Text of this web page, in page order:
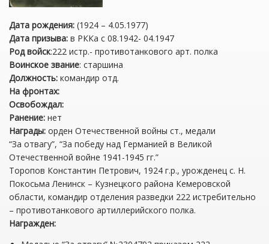
Дата рождения: (1924 – 4.05.1977)
Дата призыва: в РККа с 08.1942- 04.1947
Род войск:222 истр.- противотанкового арт. полка
Воинское звание: старшина
Должность: командир отд.
На фронтах:
Освобождал:
Ранение: нет
Награды: орден Отечественной войны ст., медали
“За отвагу”, “За победу над Германией в Великой
Отечественной войне 1941-1945 гг.”
Торопов Константин Петрович, 1924 г.р., урожденец с. Н.
Покосьма Ленинск – Кузнецкого района Кемеровской
области, командир отделения разведки 222 истребительно
– противотанкового артиллерийского полка.
Награжден: